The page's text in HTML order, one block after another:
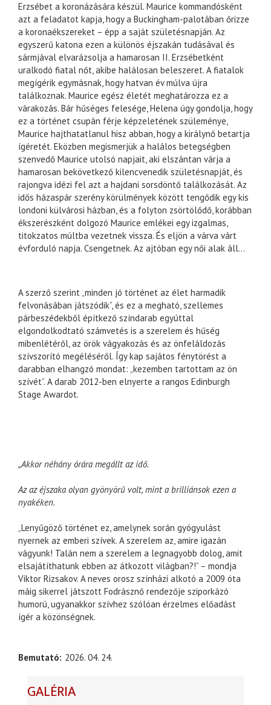
Erzsébet a koronázására készül. Maurice kommandósként
azt a feladatot kapja, hogy a Buckingham-palotában őrizze
a koronaékszereket – épp a saját születésnapján. Az
egyszerű katona ezen a különös éjszakán tudásával és
sármjával elvarázsolja a hamarosan II. Erzsébetként
uralkodó fiatal nőt, akibe halálosan beleszeret. A fiatalok
megígérik egymásnak, hogy hatvan év múlva újra
találkoznak. Maurice egész életét meghatározza ez a
várakozás. Bár hűséges felesége, Helena úgy gondolja, hogy
ez a történet csupán férje képzeletének szüleménye,
Maurice hajthatatlanul hisz abban, hogy a királynő betartja
ígéretét. Eközben megismerjük a halálos betegségben
szenvedő Maurice utolsó napjait, aki elszántan várja a
hamarosan bekövetkező kilencvenedik születésnapját, és
rajongva idézi fel azt a hajdani sorsdöntő találkozását. Az
idős házaspár szerény körülmények között tengődik egy kis
londoni külvárosi házban, és a folyton zsörtölődő, korábban
ékszerészként dolgozó Maurice emlékei egy izgalmas,
titokzatos múltba vezetnek vissza. És eljön a várva várt
évforduló napja. Csengetnek. Az ajtóban egy női alak áll...
A szerző szerint „minden jó történet az élet harmadik
felvonásában játszódik”, és ez a megható, szellemes
párbeszédekből építkező színdarab egyúttal
elgondolkodtató számvetés is a szerelem és hűség
mibenlétéről, az örök vágyakozás és az önfeláldozás
szívszorító megéléséről. Így kap sajátos fénytörést a
darabban elhangzó mondat: „kezemben tartottam az ön
szívét”. A darab 2012-ben elnyerte a rangos Edinburgh
Stage Awardot.
„Akkor néhány órára megállt az idő.
Az az éjszaka olyan gyönyörű volt, mint a brilliánsok ezen a
nyakéken.
„Lenyűgöző történet ez, amelynek során gyógyulást
nyernek az emberi szívek. A szerelem az, amire igazán
vágyunk! Talán nem a szerelem a legnagyobb dolog, amit
elsajátíthatunk ebben az átkozott világban?!” – mondja
Viktor Rizsakov. A neves orosz színházi alkotó a 2009 óta
máig sikerrel játszott Fodrásznő rendezője sziporkázó
humorú, ugyanakkor szívhez szólóan érzelmes előadást
ígér a közönségnek.
Bemutató 2026. 04. 24.
GALÉRIA